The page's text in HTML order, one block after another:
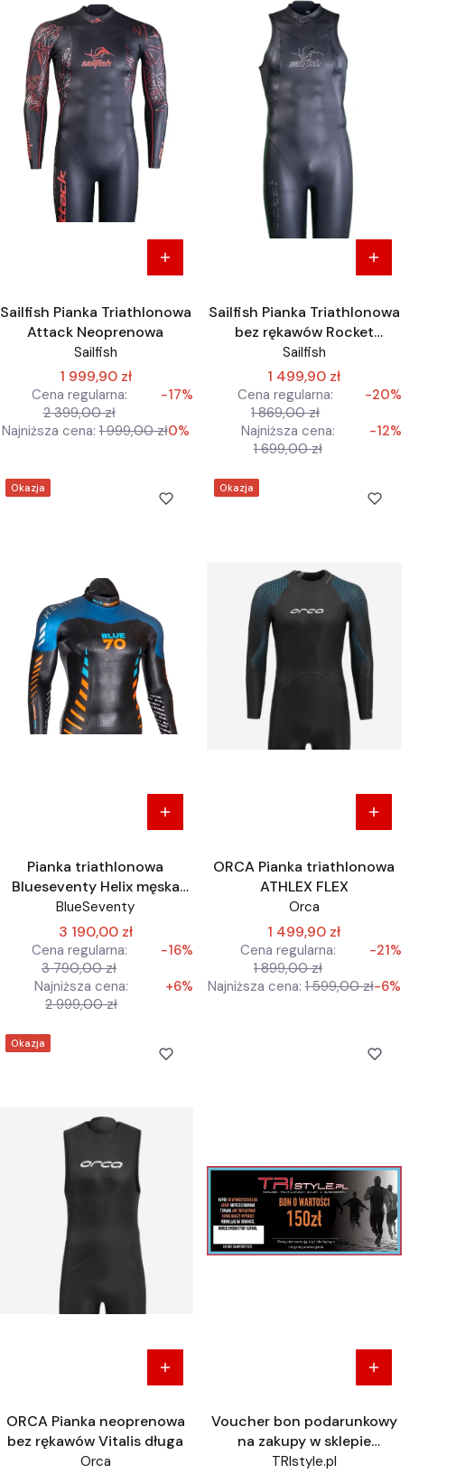
Sailfish Pianka Triathlonowa
Attack Neoprenowa
Sailfish
1 999,90 zł
Cena regularna:
2 399,00 zł
-17%
Najniższa cena: 1 999,00 zł0%
Sailfish Pianka Triathlonowa
bez rękawów Rocket
neoprenowa
Sailfish
1 499,90 zł
Cena regularna:
1 869,00 zł
-20%
Najniższa cena:
1 699,00 zł
-12%
Okazja
Pianka triathlonowa
Blueseventy Helix męska
BLUE70
BlueSeventy
3 190,00 zł
Cena regularna:
3 790,00 zł
-16%
Najniższa cena:
2 999,00 zł
+6%
Okazja
ORCA Pianka triathlonowa
ATHLEX FLEX
Orca
1 499,90 zł
Cena regularna:
1 899,00 zł
-21%
Najniższa cena: 1 599,00 zł-6%
Okazja
ORCA Pianka neoprenowa
bez rękawów Vitalis długa
Orca
Voucher bon podarunkowy
na zakupy w sklepie
TRIstyle.pl
TRIstyle.pl